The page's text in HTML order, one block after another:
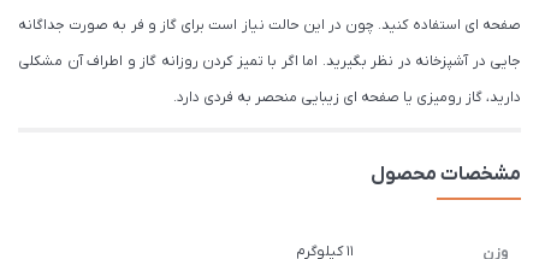
صفحه ای استفاده کنید. چون در این حالت نیاز است برای گاز و فر به صورت جداگانه
جایی در آشپزخانه در نظر بگیرید. اما اگر با تمیز کردن روزانه گاز و اطراف آن مشکلی
دارید، گاز رومیزی یا صفحه ای زیبایی منحصر به فردی دارد.
مشخصات محصول
وزن 11 کیلوگرم